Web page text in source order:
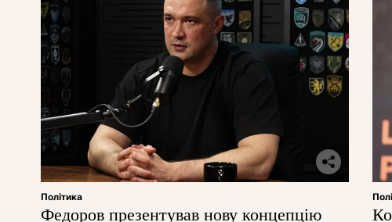
Політика
Федоров презентував нову концепцію